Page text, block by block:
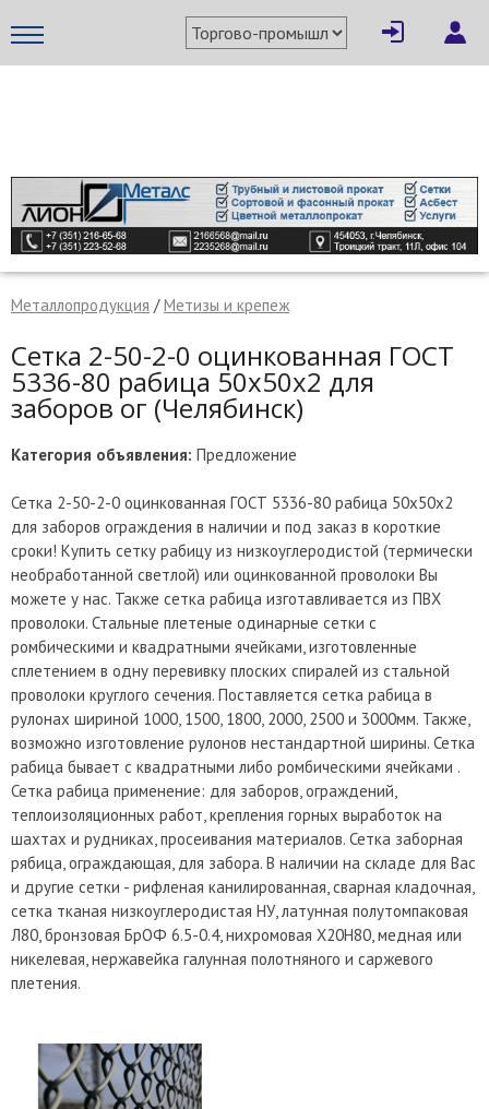
Металлопродукция /Метизы и крепеж
Сетка 2-50-2-0 оцинкованная ГОСТ
5336-80 рабица 50х50х2 для
заборов ог (Челябинск)
Категория объявления: Предложение
Сетка 2-50-2-0 оцинкованная ГОСТ 5336-80 рабица 50х50х2
для заборов ограждения в наличии и под заказ в короткие
сроки! Купить сетку рабицу из низкоуглеродистой (термически
необработанной светлой) или оцинкованной проволоки Вы
можете у нас. Также сетка рабица изготавливается из ПВХ
проволоки. Стальные плетеные одинарные сетки с
ромбическими и квадратными ячейками, изготовленные
сплетением в одну перевивку плоских спиралей из стальной
проволоки круглого сечения. Поставляется сетка рабица в
рулонах шириной 1000, 1500, 1800, 2000, 2500 и 3000мм. Также,
возможно изготовление рулонов нестандартной ширины. Сетка
рабица бывает с квадратными либо ромбическими ячейками .
Сетка рабица применение: для заборов, ограждений,
теплоизоляционных работ, крепления горных выработок на
шахтах и рудниках, просеивания материалов. Сетка заборная
рябица, ограждающая, для забора. В наличии на складе для Вас
и другие сетки - рифленая канилированная, сварная кладочная,
сетка тканая низкоуглеродистая НУ, латунная полутомпаковая
Л80, бронзовая БрОФ 6.5-0.4, нихромовая Х20Н80, медная или
никелевая, нержавейка галунная полотняного и саржевого
плетения.
× Написать поставщику
Отмена